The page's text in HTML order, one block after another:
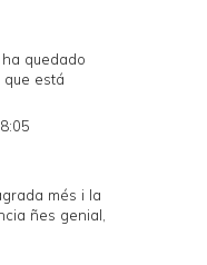
ha quedado
está
més i la
ñes genial,